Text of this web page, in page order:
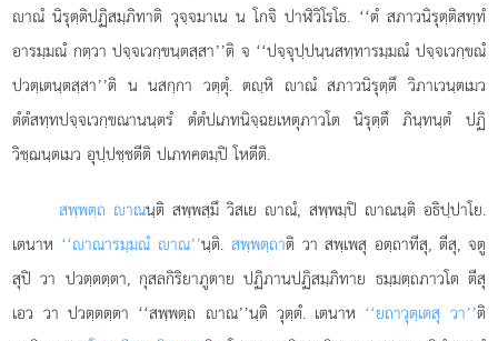
าณํ นิรุตฺติปฏิสมฺภิทาติ วุจฺจมาเน น โกจิ ปาฬิวิโรโธ. ‘‘ตํ สภาวนิรุตฺติสทฺทํ
อารมฺมณํ กตฺวา ปจฺจเวกฺขนฺตสฺสา’’ติ จ ‘‘ปจฺจุปฺปนฺนสทฺทารมฺมณํ ปจฺจเวกฺขณํ
ปวตฺเตนฺตสฺสา’’ติ น นสกฺกา วตฺตุํ. ตฺหิ าณํ สภาวนิรุตฺตึ วิภาเวนฺตเมว
ตํตํสทฺทปจฺจเวกฺขณานนฺตรํ ตํตํปเภทนิจฺฉยเหตุภาวโต นิรุตฺตึ ภินฺทนฺตํ ปฏิ
วิชฺฌนฺตเมว อุปฺปชฺชตีติ ปเภทคตมฺปิ โหตีติ.
สพฺพตฺถ าณนฺติ สพฺพสฺมึ วิสเย าณํ, สพฺพมฺปิ าณนฺติ อธิปฺปาโย.
เตนาห ‘‘าณารมฺมณํ าณ’’นฺติ. สพฺพตฺถาติ วา สพฺเพสุ อตฺถาทีสุ, ตีสุ, จตู
สุปิ วา ปวตฺตตฺตา, กุสลกิริยาภูตาย ปฏิภานปฏิสมฺภิทาย ธมฺมตฺถภาวโต ตีสุ
เอว วา ปวตฺตตฺตา ‘‘สพฺพตฺถ าณ’’นฺติ วุตฺตํ. เตนาห ‘‘ยถาวุตฺเตสุ วา’’ติ